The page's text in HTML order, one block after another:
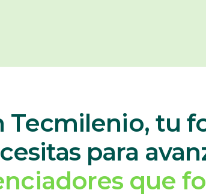
Tecmilenio, tu
para
que